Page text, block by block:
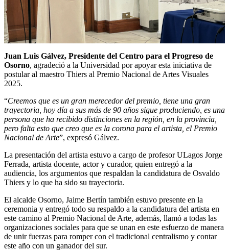
Juan Luis Gálvez, Presidente del Centro para el Progreso de
Osorno, agradeció a la Universidad por apoyar esta iniciativa de
postular al maestro Thiers al Premio Nacional de Artes Visuales
2025.
“Creemos que es un gran merecedor del premio, tiene una gran
trayectoria, hoy día a sus más de 90 años sigue produciendo, es una
persona que ha recibido distinciones en la región, en la provincia,
pero falta esto que creo que es la corona para el artista, el Premio
Nacional de Arte”, expresó Gálvez.
La presentación del artista estuvo a cargo de profesor ULagos Jorge
Ferrada, artista docente, actor y curador, quien entregó a la
audiencia, los argumentos que respaldan la candidatura de Osvaldo
Thiers y lo que ha sido su trayectoria.
El alcalde Osorno, Jaime Bertín también estuvo presente en la
ceremonia y entregó todo su respaldo a la candidatura del artista en
este camino al Premio Nacional de Arte, además, llamó a todas las
organizaciones sociales para que se unan en este esfuerzo de manera
de unir fuerzas para romper con el tradicional centralismo y contar
este año con un ganador del sur.